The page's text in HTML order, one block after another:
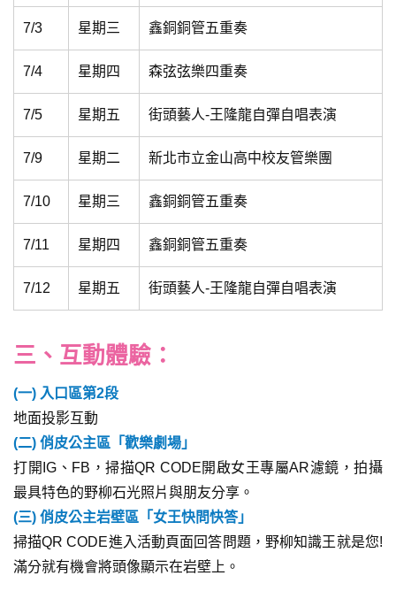
7/3 星期三 鑫銅銅管五重奏
7/4 星期四 森弦弦樂四重奏
7/5 星期五 街頭藝人-王隆龍自彈自唱表演
7/9 星期二 新北市立金山高中校友管樂團
7/10 星期三 鑫銅銅管五重奏
7/11 星期四 鑫銅銅管五重奏
7/12 星期五 街頭藝人-王隆龍自彈自唱表演
三、互動體驗：
(一) 入口區第2段
地面投影互動
(二) 俏皮公主區「歡樂劇場」
打開IG、FB，掃描QR CODE開啟女王專屬AR濾鏡，拍攝
最具特色的野柳石光照片與朋友分享。
(三) 俏皮公主岩壁區「女王快問快答」
掃描QR CODE進入活動頁面回答問題，野柳知識王就是您!
滿分就有機會將頭像顯示在岩壁上。